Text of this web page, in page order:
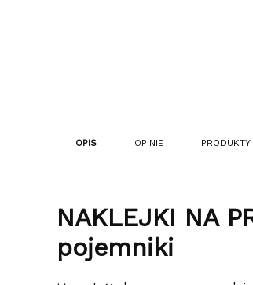
OPIS OPINIE
NAKLEJKI NA
pojemniki